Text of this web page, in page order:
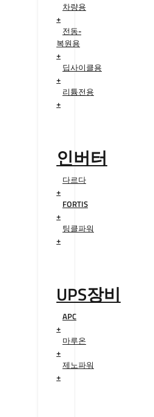
차량용
+
전동-
복원용
+
딥사이클용
+
리튬전용
+
인버터
다르다
+
FORTIS
+
팅클파워
+
UPS장비
APC
+
마루온
+
제노파워
+